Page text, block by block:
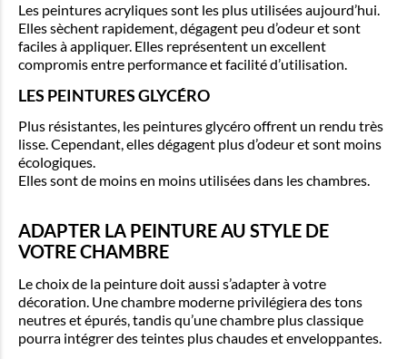
Les peintures acryliques sont les plus utilisées aujourd’hui.
Elles sèchent rapidement, dégagent peu d’odeur et sont
faciles à appliquer. Elles représentent un excellent
compromis entre performance et facilité d’utilisation.
LES PEINTURES GLYCÉRO
Plus résistantes, les peintures glycéro offrent un rendu très
lisse. Cependant, elles dégagent plus d’odeur et sont moins
écologiques.
Elles sont de moins en moins utilisées dans les chambres.
ADAPTER LA PEINTURE AU STYLE DE
VOTRE CHAMBRE
Le choix de la peinture doit aussi s’adapter à votre
décoration. Une chambre moderne privilégiera des tons
neutres et épurés, tandis qu’une chambre plus classique
pourra intégrer des teintes plus chaudes et enveloppantes.